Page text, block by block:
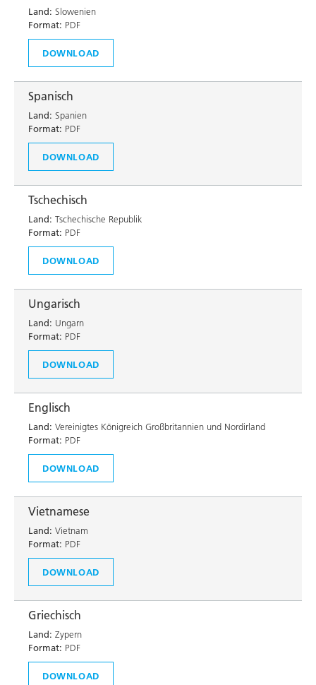
Land: Slowenien
Format: PDF
DOWNLOAD
Spanisch
Land: Spanien
Format: PDF
DOWNLOAD
Tschechisch
Land: Tschechische Republik
Format: PDF
DOWNLOAD
Ungarisch
Land: Ungarn
Format: PDF
DOWNLOAD
Englisch
Land: Vereinigtes Königreich Großbritannien und Nordirland
Format: PDF
DOWNLOAD
Vietnamese
Land: Vietnam
Format: PDF
DOWNLOAD
Griechisch
Land: Zypern
Format: PDF
DOWNLOAD